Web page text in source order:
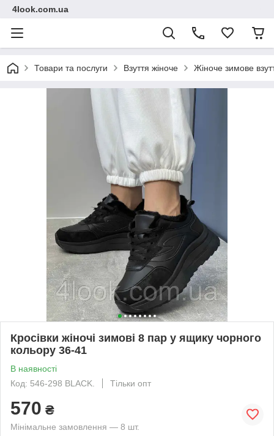
4look.com.ua
Товари та послуги Взуття жіноче Жіноче зимове
Кросівки жіночі зимові 8 пар у ящику чорного
кольору 36-41
В наявності
Код: 546-298 BLACK.
Тільки опт
570 ₴
Мінімальне замовлення — 8 шт.